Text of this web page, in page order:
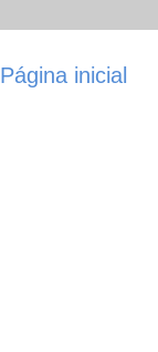
Página inicial